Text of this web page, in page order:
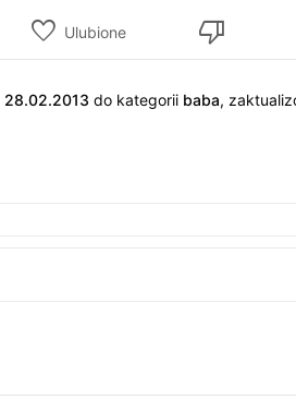
Ulubione
28.02.2013 do kategorii baba,